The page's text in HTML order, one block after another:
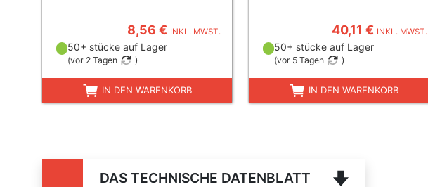
8,56 € INKL. MWST.
50+ stücke auf Lager
(vor 2 Tagen )
IN DEN WARENKORB
40,11 € INKL. MWST.
50+ stücke auf Lager
(vor 5 Tagen )
IN DEN WARENKORB
DAS TECHNISCHE DATENBLATT